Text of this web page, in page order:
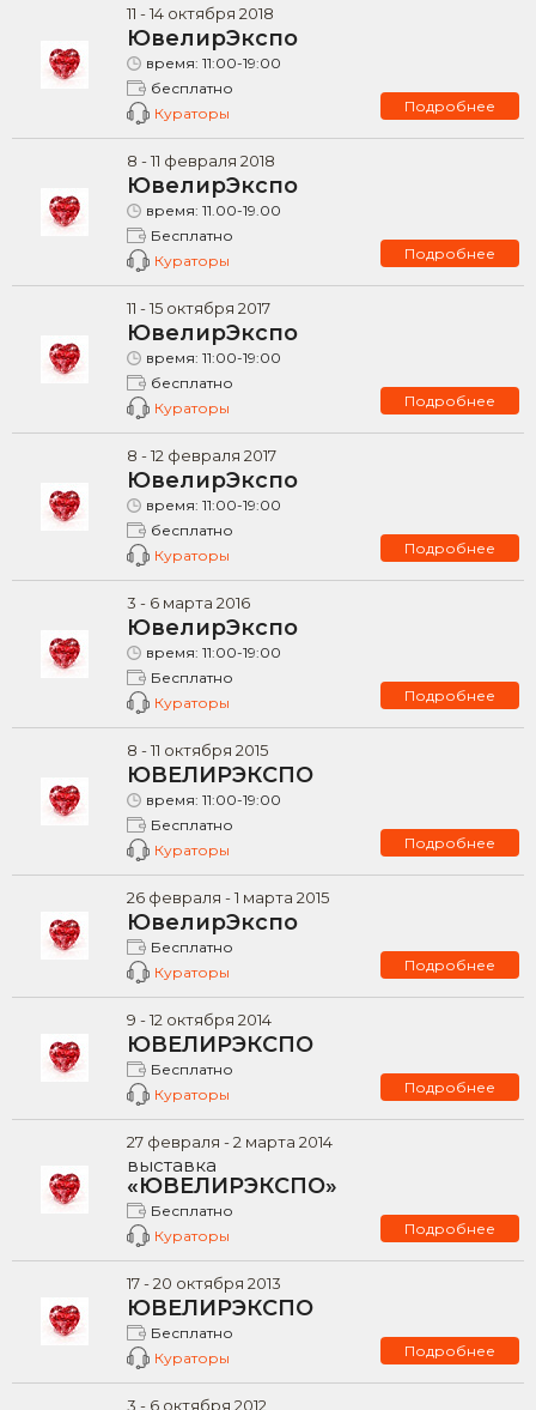
11 -14октября 2018
ЮвелирЭкспо
время: 11:00-19:00
бесплатно
Кураторы
Подробнее
8 -11 февраля 2018
ЮвелирЭкспо
время: 11.00-19.00
Бесплатно
Кураторы
Подробнее
11 -15октября 2017
ЮвелирЭкспо
время: 11:00-19:00
бесплатно
Кураторы
Подробнее
8 -12 февраля 2017
ЮвелирЭкспо
время: 11:00-19:00
бесплатно
Кураторы
Подробнее
3 - 6марта 2016
ЮвелирЭкспо
время: 11:00-19:00
Бесплатно
Кураторы
Подробнее
8 -11 октября 2015
ЮВЕЛИРЭКСПО
время: 11:00-19:00
Бесплатно
Кураторы
Подробнее
26февраля -1 марта 2015
ЮвелирЭкспо
Бесплатно
Кураторы
Подробнее
9 -12 октября 2014
ЮВЕЛИРЭКСПО
Бесплатно
Кураторы
Подробнее
27февраля -2 марта 2014
выставка
«ЮВЕЛИРЭКСПО»
Бесплатно
Кураторы
Подробнее
17-20 октября 2013
ЮВЕЛИРЭКСПО
Бесплатно
Кураторы
Подробнее
3 - 6октября 2012